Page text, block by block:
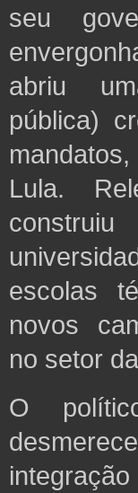
seu
abriu
pública)
Lula.
escolas
novos
no setor
O